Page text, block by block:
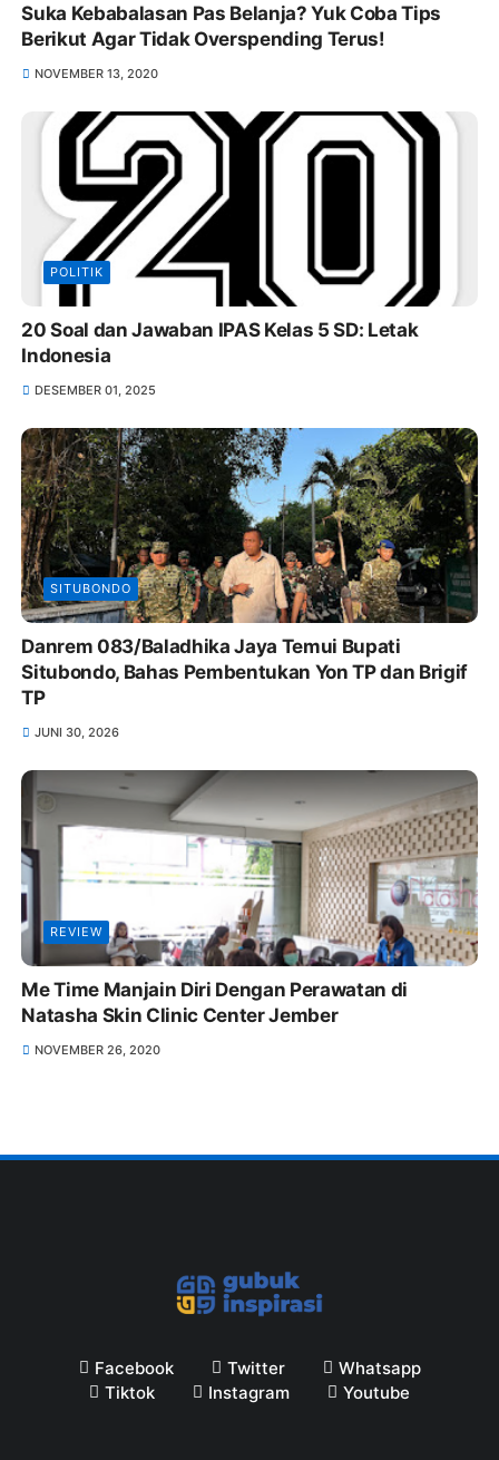
Suka Kebabalasan Pas Belanja? Yuk Coba Tips
Berikut Agar Tidak Overspending Terus!
NOVEMBER 13, 2020
POLITIK
20 Soal dan Jawaban IPAS Kelas 5 SD: Letak
Indonesia
DESEMBER 01, 2025
SITUBONDO
Danrem 083/Baladhika Jaya Temui Bupati
Situbondo, Bahas Pembentukan Yon TP dan Brigif
TP
JUNI 30, 2026
REVIEW
Me Time Manjain Diri Dengan Perawatan di
Natasha Skin Clinic Center Jember
NOVEMBER 26, 2020
Facebook Twitter
Whatsapp
Tiktok
Instagram Youtube